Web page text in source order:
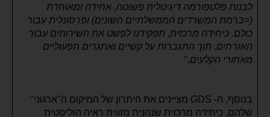
לבנות פלטפורמה דיגיטלית פשוטה, אחידה ומאוחדת
(=ברמת המשרדים הממשלתיים השונים) ופרסונלית עבור
כולם. כיחידה מרכזית, תפקידנו לפשט את השירותים עבור
האזרחים, תוך התגברות על קשיים ואתגרים תפעוליים
מאחורי הקלעים."
בנוסף, ה- GDS מציינים את היתרון של המיקום ה"ארגוני"
שלהם, כיחידה מרכזית שנהנית מזווית ראיה הוליסטית